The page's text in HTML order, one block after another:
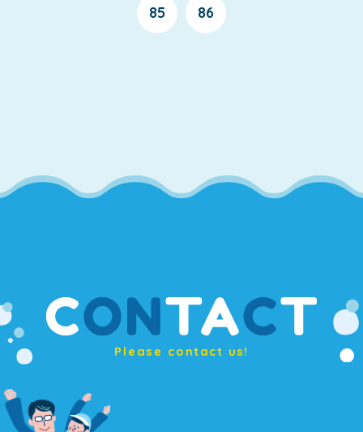
85 86
Please contact us!